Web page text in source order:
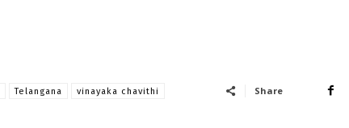
Telangana vinayaka chavithi Share